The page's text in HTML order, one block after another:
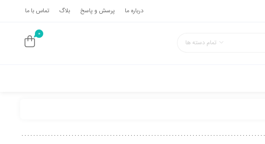
درباره ما پرسش و پاسخ بلاگ تماس با ما
تمام دسته ها
0